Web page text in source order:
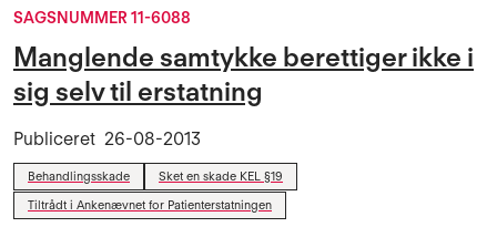
SAGSNUMMER 11-6088
Manglende samtykke berettiger ikke i
sig selv til erstatning
Publiceret 26-08-2013
Behandlingsskade
Sket en skade KEL §19
Tiltrådt i Ankenævnet for Patienterstatningen